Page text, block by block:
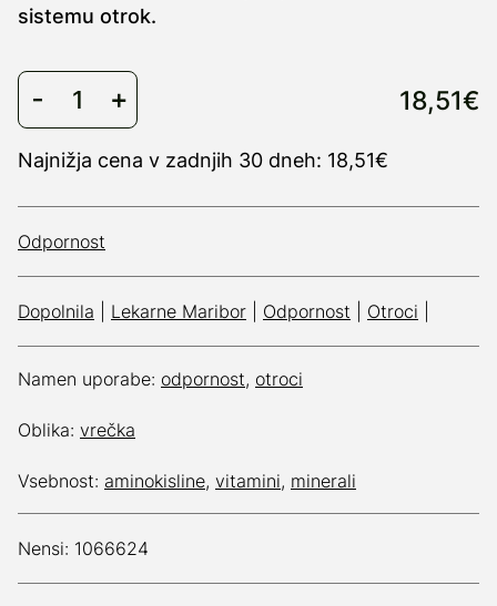
sistemu otrok.
18,51€
Najnižja cena v zadnjih 30 dneh: 18,51€
Odpornost
Dopolnila Lekarne Maribor Odpornost Otroci
Namen uporabe: odpornost, otroci
Oblika: vrečka
Vsebnost: aminokisline, vitamini, minerali
Nensi: 1066624